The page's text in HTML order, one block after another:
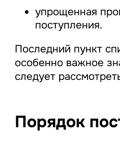
упрощенная
поступления.
Последний пункт
особенно важное
следует
Порядок